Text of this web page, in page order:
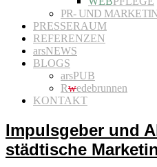
PR- UND
PRESSERAUM
REFERENZEN
arsNEWS
BLOGS
arsPUB
Rwedebrunnen
KONTAKT
Impulsgeber und
städtische